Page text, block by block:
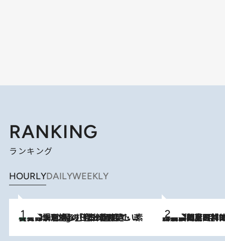
RANKING
ランキング
HOURLYDAILYWEEKLY
2 Hours Ago
【大分・別府】「今一番おいしい食材を調理する」1日2組限定・ミシュラン2ツ星の日本料理店で、素材と四季を愉しむ極上の時間 2026.8.8
「最後に見られてよかった」上野動物園の東園パンダ舎が解体前に特別公開。8月16日まで延長されたパネル展と共に辿る“半世紀”のパンダ飼育《解体工事の図面あり》